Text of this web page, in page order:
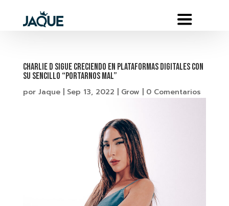
CHARLIE D SIGUE CRECIENDO EN PLATAFORMAS DIGITALES CON
SU SENCILLO “PORTARNOS MAL”
por Jaque| Sep 13, 2022 Grow 0 Comentarios